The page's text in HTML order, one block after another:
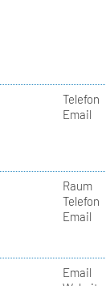
Telefon
Email
Raum
Telefon
Email
Email